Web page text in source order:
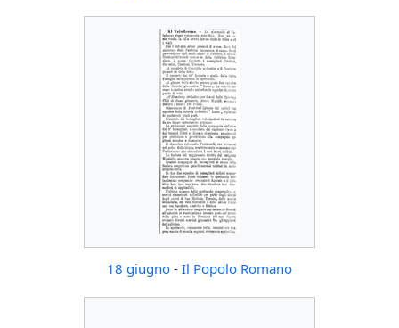
18 giugno - Il Popolo Romano